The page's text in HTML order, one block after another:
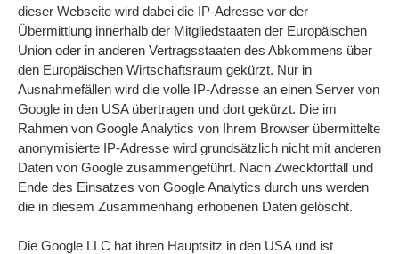
dieser Webseite wird dabei die IP-Adresse vor der
Übermittlung innerhalb der Mitgliedstaaten der Europäischen
Union oder in anderen Vertragsstaaten des Abkommens über
den Europäischen Wirtschaftsraum gekürzt. Nur in
Ausnahmefällen wird die volle IP-Adresse an einen Server von
Google in den USA übertragen und dort gekürzt. Die im
Rahmen von Google Analytics von Ihrem Browser übermittelte
anonymisierte IP-Adresse wird grundsätzlich nicht mit anderen
Daten von Google zusammengeführt. Nach Zweckfortfall und
Ende des Einsatzes von Google Analytics durch uns werden
die in diesem Zusammenhang erhobenen Daten gelöscht.
Die Google LLC hat ihren Hauptsitz in den USA und ist